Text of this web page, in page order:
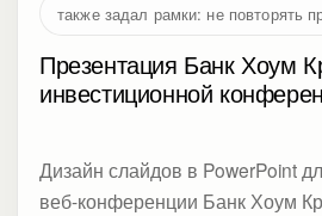
также задал рамки: не повторять
Презентация Банк Хоум
инвестиционной
Дизайн слайдов в PowerPoint
веб-конференции Банк Хоум